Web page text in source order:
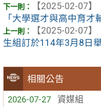
相關公告
2026-07-27
資媒組
【2025-02-07】
「大學選才與高中育才
【2025-02-07】
生組訂於114年3月8日